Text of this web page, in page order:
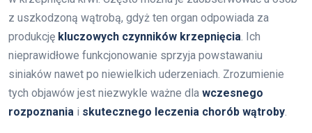
z uszkodzoną wątrobą, gdyż ten organ odpowiada za
produkcję kluczowych czynników krzepnięcia. Ich
nieprawidłowe funkcjonowanie sprzyja powstawaniu
siniaków nawet po niewielkich uderzeniach. Zrozumienie
tych objawów jest niezwykle ważne dla wczesnego
rozpoznania i skutecznego leczenia chorób wątroby.